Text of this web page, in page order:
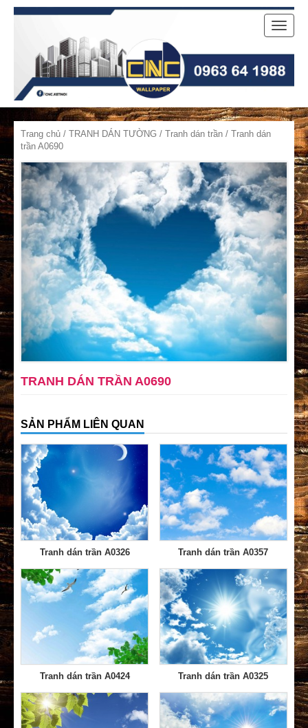
Toggle
Trang chủ / TRANH DÁN TƯỜNG / Tranh dán trần / Tranh dán
trần A0690
TRANH DÁN TRẦN A0690
SẢN PHẨM LIÊN QUAN
Tranh dán trần A0326 Tranh dán trần A0357
Tranh dán trần A0424 Tranh dán trần A0325